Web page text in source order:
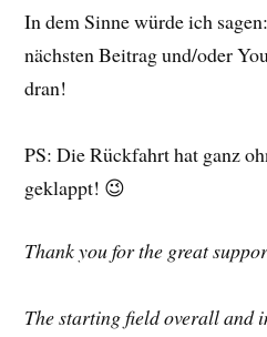
In dem Sinne würde ich
nächsten Beitrag und/oder
dran!
PS: Die Rückfahrt hat ganz
geklappt! 😉
Thank you for the great
The starting field overall and